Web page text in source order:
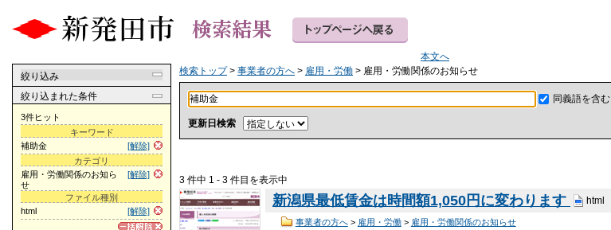
本文へ
絞り込み
絞り込まれた条件
3件ヒット
キーワード
[解除]
補助金
カテゴリ
[解除]
雇用・労働関係のお知ら
せ
ファイル種別
[解除]
html
検索トップ> 事業者の方へ > 雇用・労働 > 雇用・労働関係のお知らせ
同義語を含む
更新日検索
3 件中 1 - 3 件目を表示中
新潟県最低賃金は時間額1,050円に変わります html
事業者の方へ> 雇用・労働> 雇用・労働関係のお知らせ